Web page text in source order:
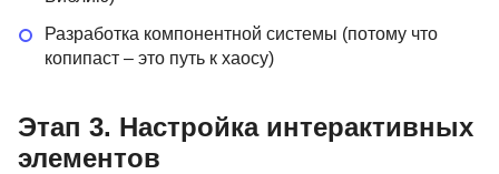
Разработка компонентной системы (потому что
копипаст – это путь к хаосу)
Этап 3. Настройка интерактивных
элементов